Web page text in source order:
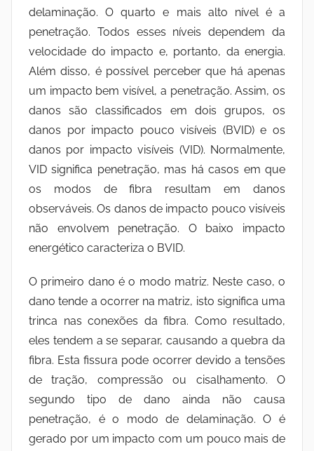
delaminação. O quarto e mais alto nível é a
penetração. Todos esses níveis dependem da
velocidade do impacto e, portanto, da energia.
Além disso, é possível perceber que há apenas
um impacto bem visível, a penetração. Assim, os
danos são classificados em dois grupos, os
danos por impacto pouco visíveis (BVID) e os
danos por impacto visíveis (VID). Normalmente,
VID significa penetração, mas há casos em que
os modos de fibra resultam em danos
observáveis. Os danos de impacto pouco visíveis
não envolvem penetração. O baixo impacto
energético caracteriza o BVID.
O primeiro dano é o modo matriz. Neste caso, o
dano tende a ocorrer na matriz, isto significa uma
trinca nas conexões da fibra. Como resultado,
eles tendem a se separar, causando a quebra da
fibra. Esta fissura pode ocorrer devido a tensões
de tração, compressão ou cisalhamento. O
segundo tipo de dano ainda não causa
penetração, é o modo de delaminação. O é
gerado por um impacto com um pouco mais de